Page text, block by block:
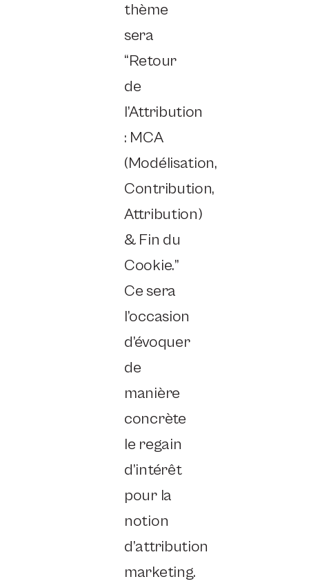
thème
sera
“Retour
de
l’Attribution
: MCA
(Modélisation,
Contribution,
Attribution)
& Fin du
Cookie.”
Ce sera
l’occasion
d’évoquer
de
manière
concrète
le regain
d’intérêt
pour la
notion
d’attribution
marketing.